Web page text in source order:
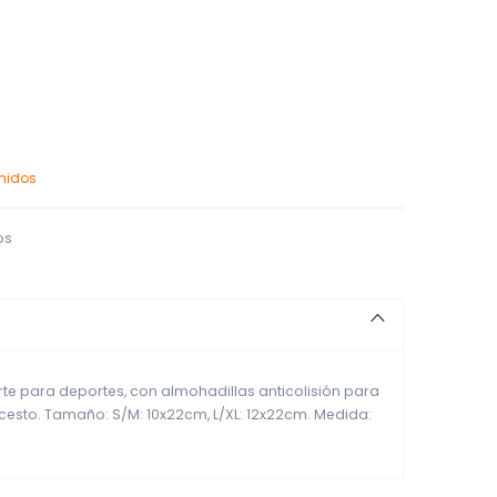
para deportes, con almohadillas anticolisión para
Tamaño: S/M: 10x22cm, L/XL: 12x22cm. Medida: